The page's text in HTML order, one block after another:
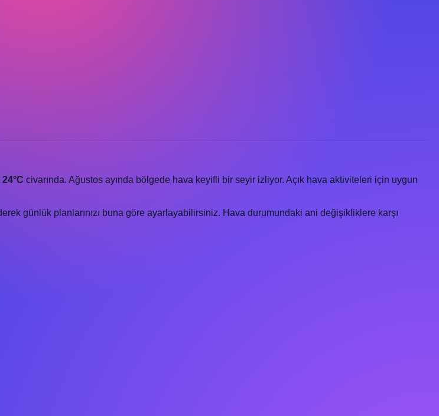
24°C civarında. Ağustos ayında bölgede hava keyifli bir seyir izliyor. Açık hava aktiviteleri için uygun
günlük planlarınızı buna göre ayarlayabilirsiniz. Hava durumundaki ani değişikliklere karşı